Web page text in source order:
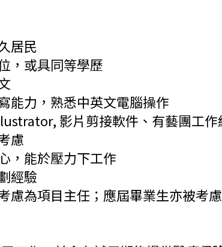
居民
，或具同等學歷
能力，熟悉中英文電腦操作
影片剪接軟件、有藝團工作
慮
，能於壓力下工作
經驗
慮為項目主任；應屆畢業生亦被考